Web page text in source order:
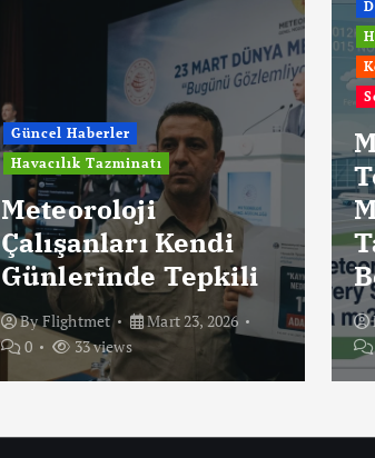
Güncel Haberler
Havacılık Tazminatı
Meteoroloji
Çalışanları Kendi
Günlerinde Tepkili
ByFlightmet
Mart 23, 2026
0
33 views